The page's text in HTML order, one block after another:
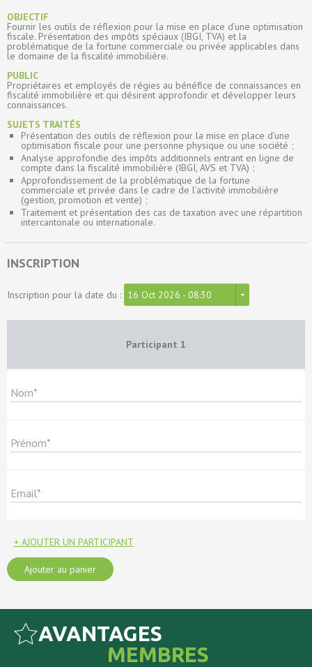
OBJECTIF
Fournir les outils de réflexion pour la mise en place d’une optimisation
fiscale. Présentation des impôts spéciaux (IBGI, TVA) et la
problématique de la fortune commerciale ou privée applicables dans
le domaine de la fiscalité immobilière.
PUBLIC
Propriétaires et employés de régies au bénéfice de connaissances en
fiscalité immobilière et qui désirent approfondir et développer leurs
connaissances.
SUJETS TRAITÉS
Présentation des outils de réflexion pour la mise en place d’une
optimisation fiscale pour une personne physique ou une société ;
Analyse approfondie des impôts additionnels entrant en ligne de
compte dans la fiscalité immobilière (IBGI, AVS et TVA) ;
Approfondissement de la problématique de la fortune
commerciale et privée dans le cadre de l’activité immobilière
(gestion, promotion et vente) ;
Traitement et présentation des cas de taxation avec une répartition
intercantonale ou internationale.
INSCRIPTION
Inscription pour la date du : 16 Oct 2026 - 08:30
Participant 1
+ AJOUTER UN PARTICIPANT
Ajouter au panier
AVANTAGES
MEMBRES